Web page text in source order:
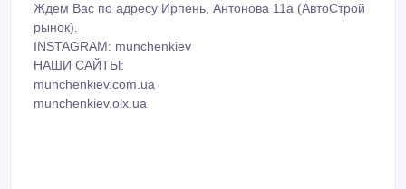
Ждем Вас по адресу Ирпень, Антонова 11а (АвтоСтрой
рынок).
INSTAGRAM: munchenkiev
НАШИ САЙТЫ:
munchenkiev.com.ua
munchenkiev.olx.ua